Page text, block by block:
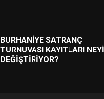
BURHANİYE SATRANÇ
TURNUVASI KAYITLARI NEYİ
DEĞİŞTİRİYOR?